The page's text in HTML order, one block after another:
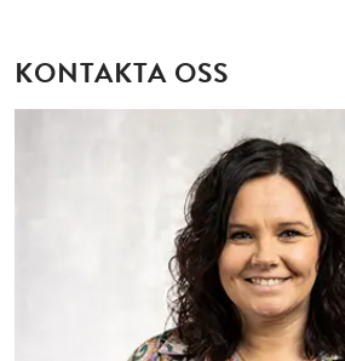
KONTAKTA OSS